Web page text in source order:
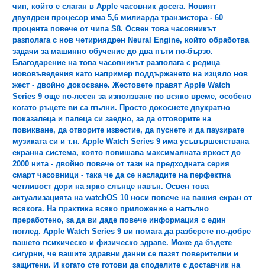
чип, който е слаган в Apple часовник досега. Новият
двуядрен процесор има 5,6 милиарда транзистора - 60
процента повече от чипа S8. Освен това часовникът
разполага с нов четириядрен Neural Engine, който обработва
задачи за машинно обучение до два пъти по-бързо.
Благодарение на това часовникът разполага с редица
нововъведения като например поддържането на изцяло нов
жест - двойно докосване. Жестовете правят Apple Watch
Series 9 още по-лесен за използване по всяко време, особено
когато ръцете ви са пълни. Просто докоснете двукратно
показалеца и палеца си заедно, за да отговорите на
повикване, да отворите известие, да пуснете и да паузирате
музиката си и т.н. Apple Watch Series 9 има усъвършенствана
екранна система, която повишава максималната яркост до
2000 нита - двойно повече от тази на предходната серия
смарт часовници - така че да се насладите на перфектна
четливост дори на ярко слънце навън. Освен това
актуализацията на watchOS 10 носи повече на вашия екран от
всякога. На практика всяко приложение е напълно
преработено, за да ви даде повече информация с един
поглед. Apple Watch Series 9 ви помага да разберете по-добре
вашето психическо и физическо здраве. Може да бъдете
сигурни, че вашите здравни данни се пазят поверителни и
защитени. И когато сте готови да споделите с доставчик на